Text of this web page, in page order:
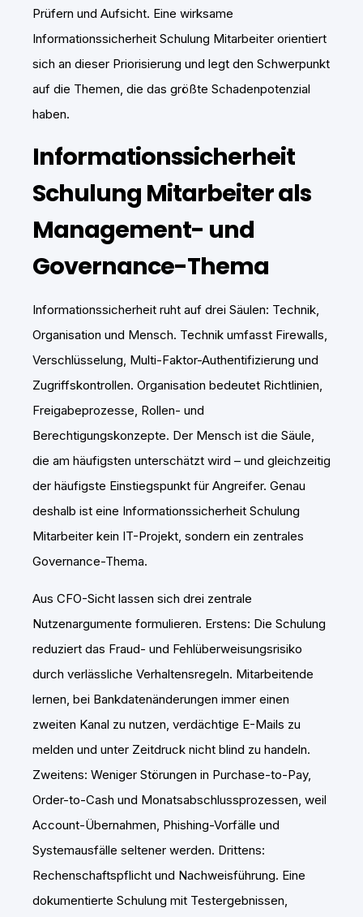
Prüfern und Aufsicht. Eine wirksame
Informationssicherheit Schulung Mitarbeiter orientiert
sich an dieser Priorisierung und legt den Schwerpunkt
auf die Themen, die das größte Schadenpotenzial
haben.
Informationssicherheit
Schulung Mitarbeiter als
Management- und
Governance-Thema
Informationssicherheit ruht auf drei Säulen: Technik,
Organisation und Mensch. Technik umfasst Firewalls,
Verschlüsselung, Multi-Faktor-Authentifizierung und
Zugriffskontrollen. Organisation bedeutet Richtlinien,
Freigabeprozesse, Rollen- und
Berechtigungskonzepte. Der Mensch ist die Säule,
die am häufigsten unterschätzt wird – und gleichzeitig
der häufigste Einstiegspunkt für Angreifer. Genau
deshalb ist eine Informationssicherheit Schulung
Mitarbeiter kein IT-Projekt, sondern ein zentrales
Governance-Thema.
Aus CFO-Sicht lassen sich drei zentrale
Nutzenargumente formulieren. Erstens: Die Schulung
reduziert das Fraud- und Fehlüberweisungsrisiko
durch verlässliche Verhaltensregeln. Mitarbeitende
lernen, bei Bankdatenänderungen immer einen
zweiten Kanal zu nutzen, verdächtige E-Mails zu
melden und unter Zeitdruck nicht blind zu handeln.
Zweitens: Weniger Störungen in Purchase-to-Pay,
Order-to-Cash und Monatsabschlussprozessen, weil
Account-Übernahmen, Phishing-Vorfälle und
Systemausfälle seltener werden. Drittens:
Rechenschaftspflicht und Nachweisführung. Eine
dokumentierte Schulung mit Testergebnissen,